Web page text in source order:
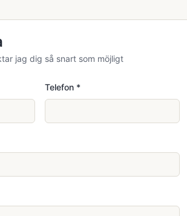
jag dig så snart som möjligt
Telefon *